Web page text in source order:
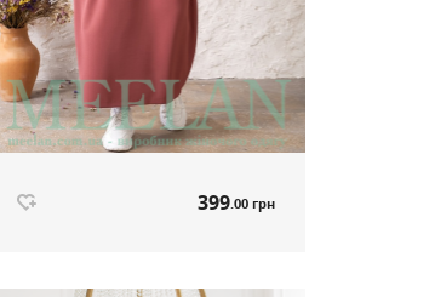
399.00 грн
Сукня Boho пильна троянда артикул